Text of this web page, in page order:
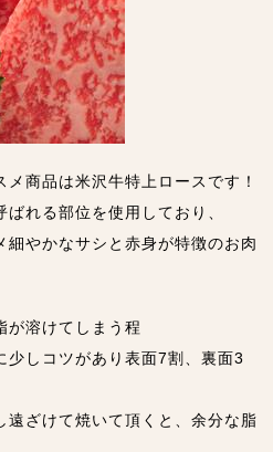
商品は米沢牛特上ロースです！
れる部位を使用しており、
細やかなサシと赤身が特徴のお肉
が溶けてしまう程
少しコツがあり表面7割、裏面3
遠ざけて焼いて頂くと、余分な脂